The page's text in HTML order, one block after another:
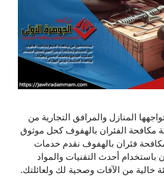
المنازل والمرافق التجارية من
مكافحة الفئران بالهفوف كحل موثوق
فئران بالهفوف نقدم خدمات
باستخدام أحدث التقنيات والمواد
خالية من الآفات وصحية لك ولعائلتك.